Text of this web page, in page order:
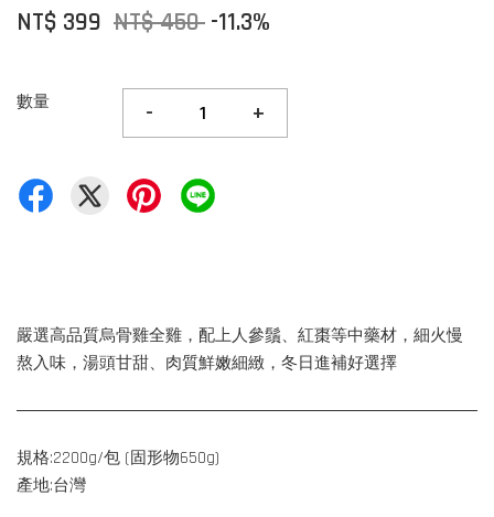
NT$ 399 NT$ 450 -11.3%
數量 - +
嚴選高品質烏骨雞全雞，配上人參鬚、紅棗等中藥材，細火慢
熬入味，湯頭甘甜、肉質鮮嫩細緻，冬日進補好選擇
規格:2200g/包 (固形物650g)
產地:台灣